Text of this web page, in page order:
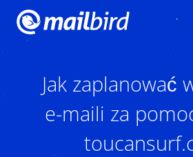
Jak zaplanować
e-maili za